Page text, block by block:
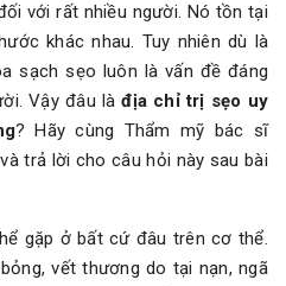
với rất nhiều người. Nó tồn tại
khác nhau. Tuy nhiên dù là
sạch sẹo luôn là vấn đề đáng
Vậy đâu làđịa chỉ trị sẹo uy
? Hãy cùng Thẩm mỹ bác sĩ
trả lời cho câu hỏi này sau bài
gặp ở bất cứ đâu trên cơ thể.
vết thương do tại nạn, ngã